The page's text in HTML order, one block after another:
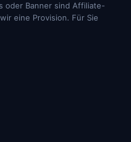
oder Banner sind Affiliate-
eine Provision. Für Sie